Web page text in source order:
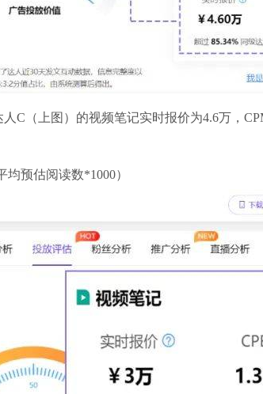
（上图）的视频笔记实时报价为4.6万，
预估阅读数*1000）